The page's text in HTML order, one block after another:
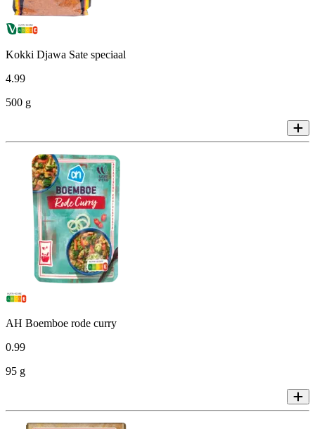
Kokki Djawa Sate speciaal
4.99
500 g
AH Boemboe rode curry
0.99
95 g